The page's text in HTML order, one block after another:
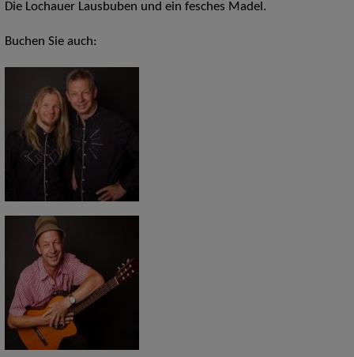
Die Lochauer Lausbuben und ein fesches Madel.
Buchen Sie auch: